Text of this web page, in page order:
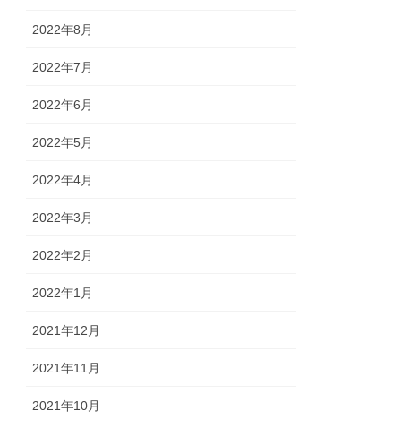
2022年8月
2022年7月
2022年6月
2022年5月
2022年4月
2022年3月
2022年2月
2022年1月
2021年12月
2021年11月
2021年10月